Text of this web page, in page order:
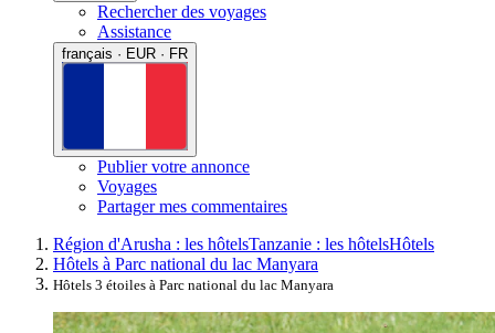
Rechercher des voyages
Assistance
français · EUR · FR
Publier votre annonce
Voyages
Partager mes commentaires
Région d'Arusha : les hôtelsTanzanie : les hôtelsHôtels
Hôtels à Parc national du lac Manyara
Hôtels 3 étoiles à Parc national du lac Manyara